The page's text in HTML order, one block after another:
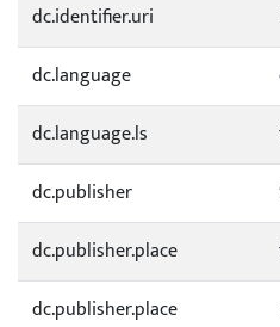
dc.identifier.uri
dc.language
dc.language.ls
dc.publisher
dc.publisher.place
dc.publisher.place